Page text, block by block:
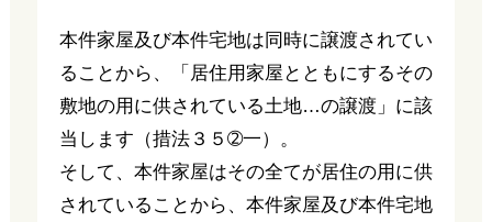
本件家屋及び本件宅地は同時に譲渡されてい
ることから、「居住用家屋とともにするその
敷地の用に供されている土地…の譲渡」に該
当します（措法３５➁一）。
そして、本件家屋はその全てが居住の用に供
されていることから、本件家屋及び本件宅地